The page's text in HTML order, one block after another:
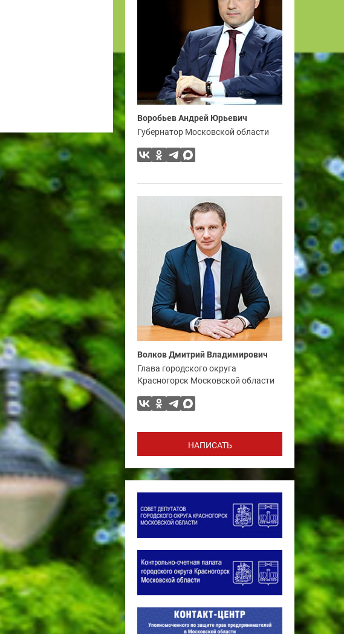
Воробьев Андрей Юрьевич
Губернатор Московской области
Волков Дмитрий Владимирович
Глава городского округа
Красногорск Московской области
НАПИСАТЬ